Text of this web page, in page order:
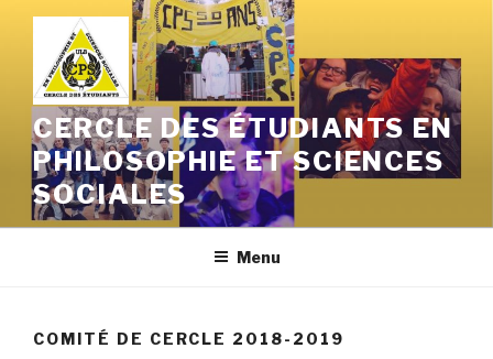
contenu
principal
CERCLE DES ÉTUDIANTS EN
PHILOSOPHIE ET SCIENCES
SOCIALES
Menu
COMITÉ DE CERCLE 2018-2019